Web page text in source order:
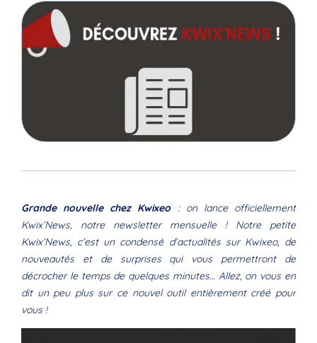
Grande nouvelle chez Kwixeo: on lance officiellement
Kwix’News, notre newsletter mensuelle ! Notre petite
Kwix’News, c’est un condensé d’actualités sur Kwixeo, de
nouveautés et de surprises qui vous permettront de
décrocher le temps de quelques minutes… Allez, on vous en
dit un peu plus sur ce nouvel outil entièrement créé pour
vous !